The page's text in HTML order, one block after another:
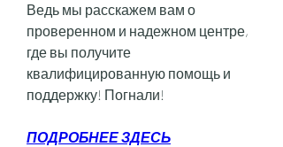
Ведь мы расскажем вам о
проверенном и надежном центре,
где вы получите
квалифицированную помощь и
поддержку! Погнали!
ПОДРОБНЕЕ ЗДЕСЬ